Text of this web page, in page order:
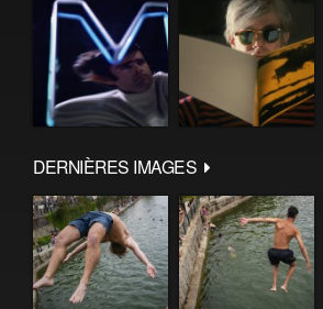
DERNIÈRES IMAGES